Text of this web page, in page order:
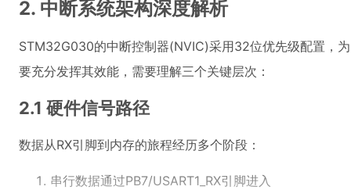
2. 中断系统架构深度解析
STM32G030的中断控制器(NVIC)采用32位优先级配置，
要充分发挥其效能，需要理解三个关键层次：
2.1 硬件信号路径
数据从RX引脚到内存的旅程经历多个阶段：
串行数据通过PB7/USART1_RX引脚进入